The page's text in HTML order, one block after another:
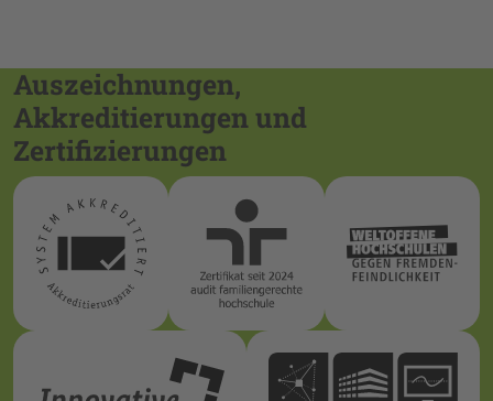
Auszeichnungen,
Akkreditierungen und
Zertifizierungen